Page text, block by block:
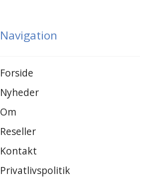
Navigation
Forside
Nyheder
Om
Reseller
Kontakt
Privatlivspolitik